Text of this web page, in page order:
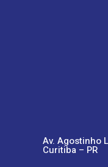
Av. Agostinho
Curitiba – PR